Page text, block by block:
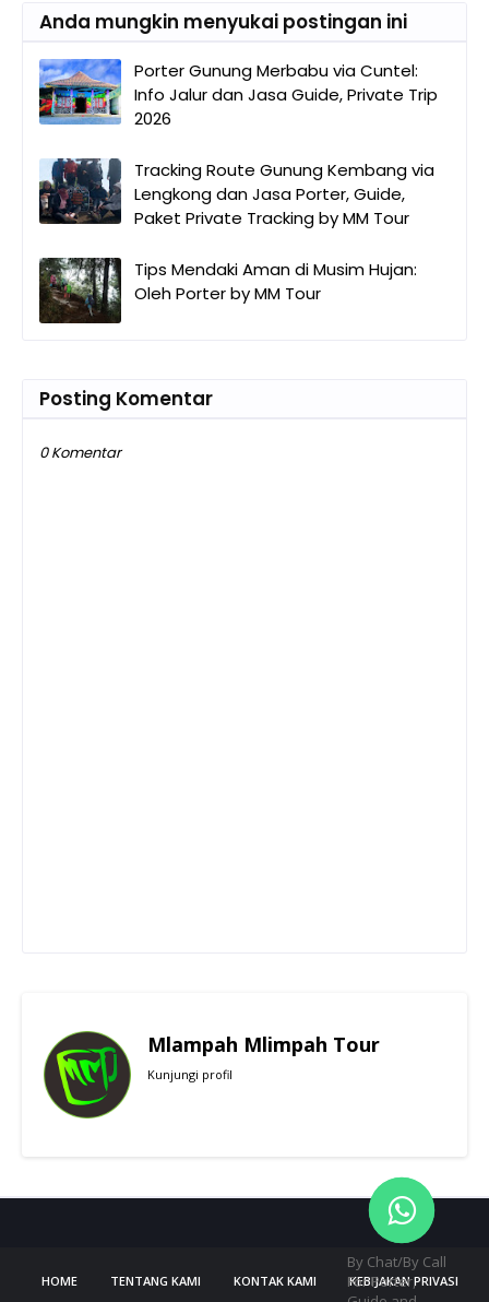
Anda mungkin menyukai postingan ini
Porter Gunung Merbabu via Cuntel:
Info Jalur dan Jasa Guide, Private Trip
2026
Tracking Route Gunung Kembang via
Lengkong dan Jasa Porter, Guide,
Paket Private Tracking by MM Tour
Tips Mendaki Aman di Musim Hujan:
Oleh Porter by MM Tour
Posting Komentar
0 Komentar
Mlampah Mlimpah Tour
Kunjungi profil
HOME TENTANG KAMI KONTAK KAMI KEBIJAKAN PRIVASI
By Chat/By Call
For Porter,